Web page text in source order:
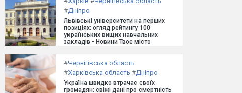
#Дніпро
Львівські університети на перших
позиціях: огляд рейтингу 100
українських вищих навчальних
закладів - Новини Твоє місто
#Чернігівська область
#Харківська область #Дніпро
Україна швидко втрачає своїх
громадян: свіжі дані про смертність